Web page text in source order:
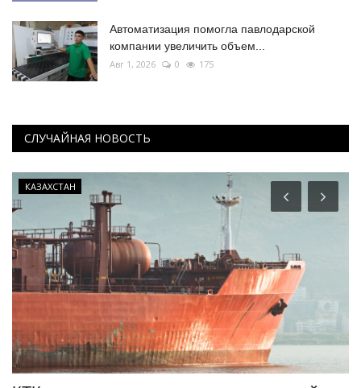
Автоматизация помогла павлодарской
компании увеличить объем...
Авг 1, 2026 0 175
СЛУЧАЙНАЯ НОВОСТЬ
КАЗАХСТАН